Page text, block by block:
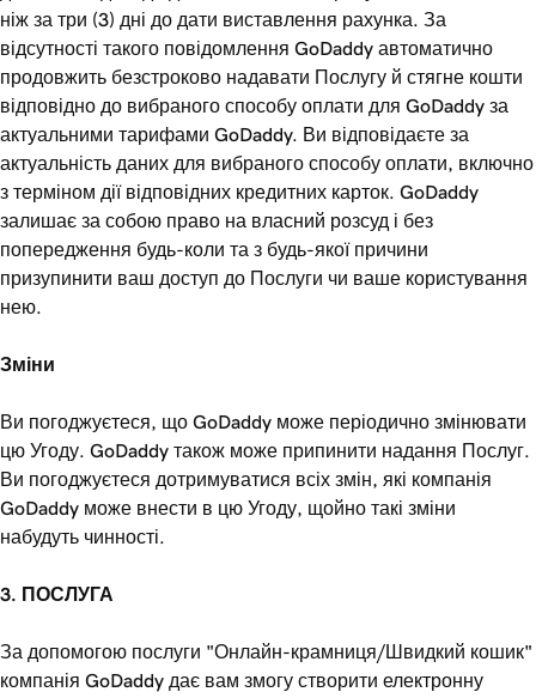
ніж за три (3) дні до дати виставлення рахунка. За
відсутності такого повідомлення GoDaddy автоматично
продовжить безстроково надавати Послугу й стягне кошти
відповідно до вибраного способу оплати для GoDaddy за
актуальними тарифами GoDaddy. Ви відповідаєте за
актуальність даних для вибраного способу оплати, включно
з терміном дії відповідних кредитних карток. GoDaddy
залишає за собою право на власний розсуд і без
попередження будь-коли та з будь-якої причини
призупинити ваш доступ до Послуги чи ваше користування
нею.
Зміни
Ви погоджуєтеся, що GoDaddy може періодично змінювати
цю Угоду. GoDaddy також може припинити надання Послуг.
Ви погоджуєтеся дотримуватися всіх змін, які компанія
GoDaddy може внести в цю Угоду, щойно такі зміни
набудуть чинності.
3. ПОСЛУГА
За допомогою послуги "Онлайн-крамниця/Швидкий кошик"
компанія GoDaddy дає вам змогу створити електронну